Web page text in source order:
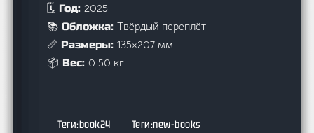
🗓️ Год: 2025
📚 Обложка:Твёрдый переплёт
📏 Размеры:135×207 мм
📦 Вес:0.50 кг
book24
new-books